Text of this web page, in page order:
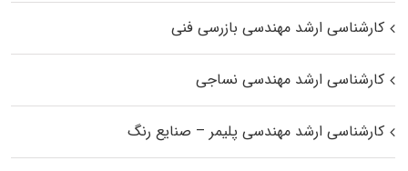
کارشناسی ارشد مهندسی بازرسی فنی
کارشناسی ارشد مهندسی نساجی
کارشناسی ارشد مهندسی پلیمر – صنایع رنگ